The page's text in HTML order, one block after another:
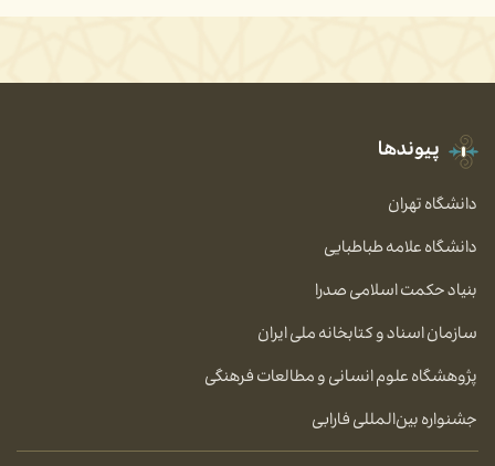
پیوندها
دانشگاه تهران
دانشگاه علامه طباطبایی
بنیاد حکمت اسلامی صدرا
سازمان اسناد و کتابخانه ملی ایران
پژوهشگاه علوم انسانی و مطالعات فرهنگی
جشنواره بین‌المللی فارابی